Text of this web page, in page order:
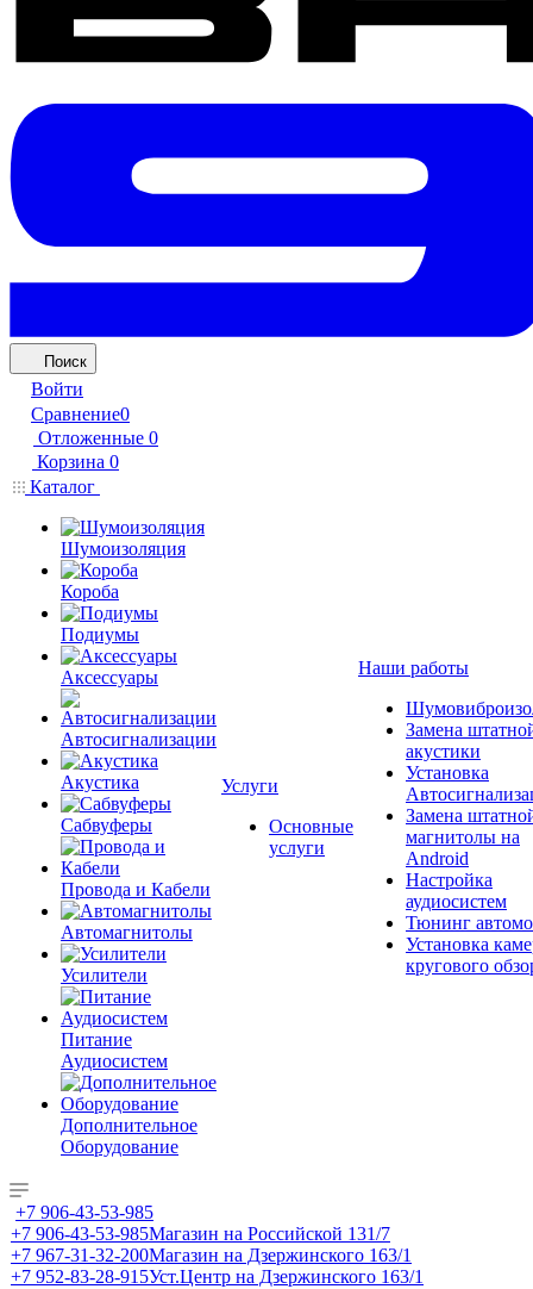
Поиск
Войти
Сравнение0
Отложенные 0
Корзина 0
Каталог
Шумоизоляция
Короба
Подиумы
Аксессуары
Автосигнализации
Акустика
Сабвуферы
Провода и Кабели
Автомагнитолы
Усилители
Питание
Аудиосистем
Дополнительное
Оборудование
Услуги
Основные
услуги
Наши работы
Замена
акустики
Установка
Замена
магнитолы на
Android
Настройка
аудиосистем
Тюнинг
Установка
кругового
+7 906-43-53-985
+7 906-43-53-985Магазин на Российской 131/7
+7 967-31-32-200Магазин на Дзержинского 163/1
+7 952-83-28-915Уст.Центр на Дзержинского 163/1